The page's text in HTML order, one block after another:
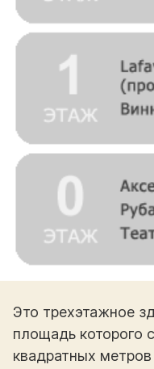
Это трехэтажное
площадь которого
квадратных